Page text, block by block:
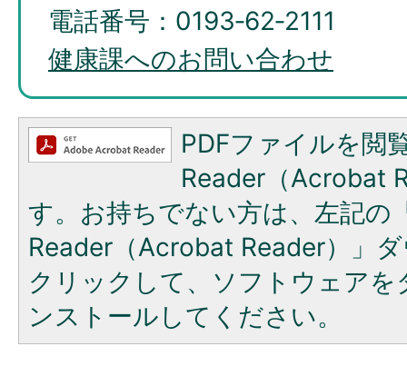
電話番号：0193‐62‐2111
健康課へのお問い合わせ
PDFファイルを閲
Reader（Acrobat
す。お持ちでない方は、左記の
Reader（Acrobat Reader）」
クリックして、ソフトウェア
ンストールしてください。